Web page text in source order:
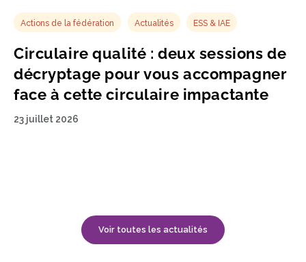
Actions de la fédération Actualités ESS & IAE
Circulaire qualité : deux sessions de
décryptage pour vous accompagner
face à cette circulaire impactante
23 juillet 2026
Voir toutes les actualités